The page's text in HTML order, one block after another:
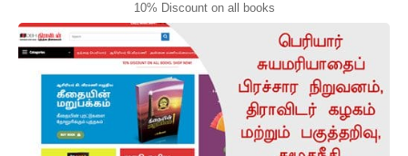
10% Discount on all books